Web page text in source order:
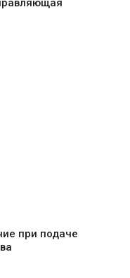
при подаче